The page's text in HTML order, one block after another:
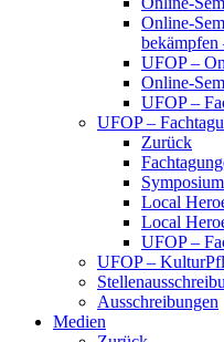
Online-
bekämpfen
UFOP –
Online-
UFOP –
UFOP –
Zurück
Local
Local
UFOP –
UFOP –
Ausschreibungen
Medien